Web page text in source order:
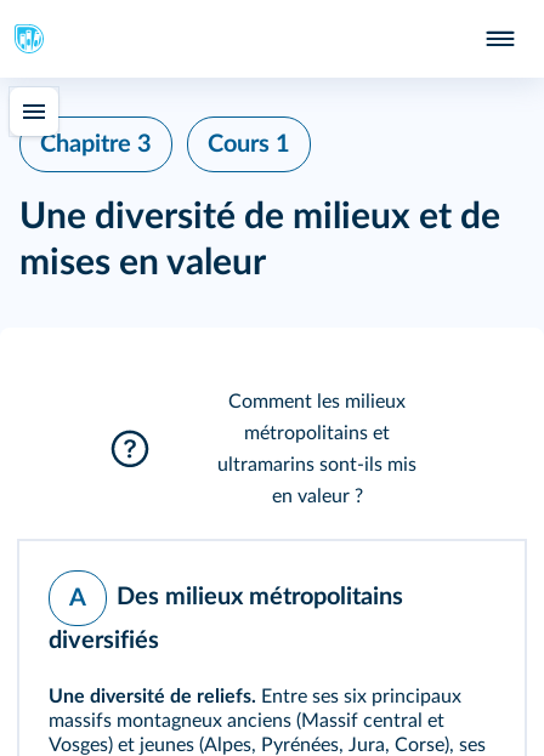
Chapitre 3 Cours 1
Une diversité de milieux et de
mises en valeur
Comment les milieux
métropolitains et
ultramarins sont‑ils mis
en valeur ?
A
Des milieux métropolitains
diversifiés
Une diversité de reliefs. Entre ses six principaux
massifs montagneux anciens (Massif central et
Vosges) et jeunes (Alpes, Pyrénées, Jura, Corse), ses